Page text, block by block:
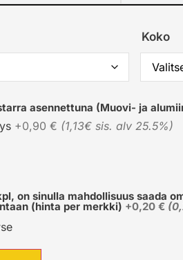
Koko
asennettuna (Muovi- ja
+0,90 € (1,13€ sis. alv 25.5%)
on sinulla mahdollisuus saada
(hinta per merkki) +0,20 €